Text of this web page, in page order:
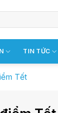
TIN TỨC
Tết